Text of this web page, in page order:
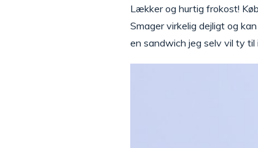
Lækker og hurtig frokost!
Smager virkelig dejligt og
en sandwich jeg selv vil ty til